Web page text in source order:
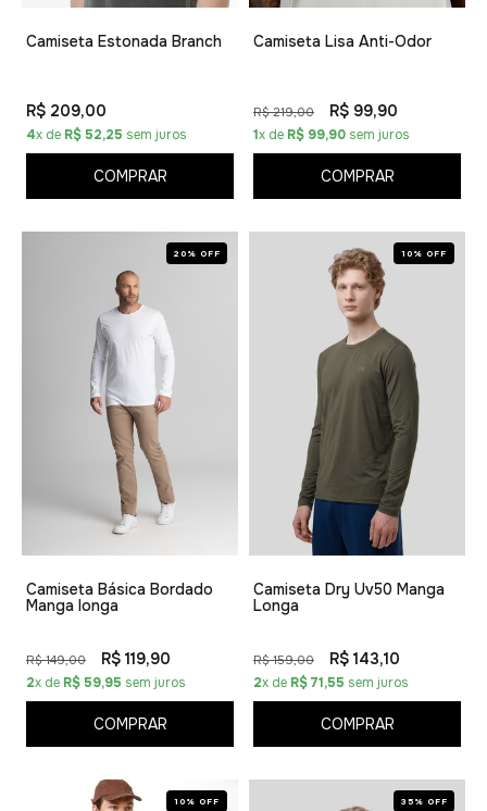
Camiseta Estonada Branch
R$ 209,00
4x de R$ 52,25 sem juros
COMPRAR
Camiseta Lisa Anti-Odor
R$ 219,00 R$ 99,90
1x de R$ 99,90 sem juros
COMPRAR
20% OFF
Camiseta Básica Bordado
Manga longa
R$ 149,00 R$ 119,90
2x de R$ 59,95 sem juros
COMPRAR
10% OFF
Camiseta Dry Uv50 Manga
Longa
R$ 159,00 R$ 143,10
2x de R$ 71,55 sem juros
COMPRAR
10% OFF 35% OFF